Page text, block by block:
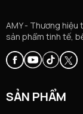
AMY - Thương
sản phẩm tinh tế,
SẢN PHẨM